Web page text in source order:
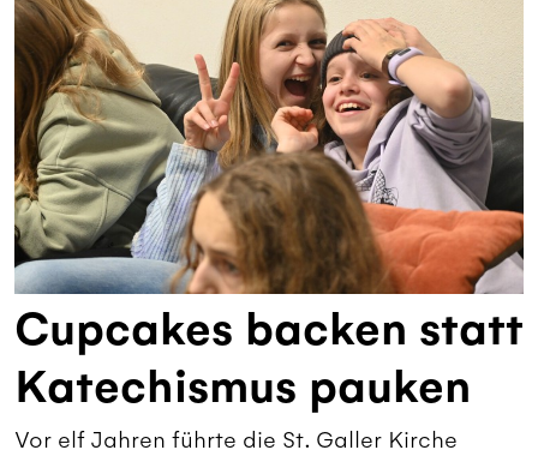
Cupcakes backen statt
Katechismus pauken
Vor elf Jahren führte die St. Galler Kirche